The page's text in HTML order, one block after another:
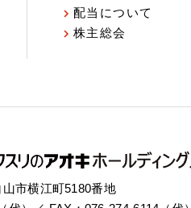
配当について
株主総会
市横江町5180番地